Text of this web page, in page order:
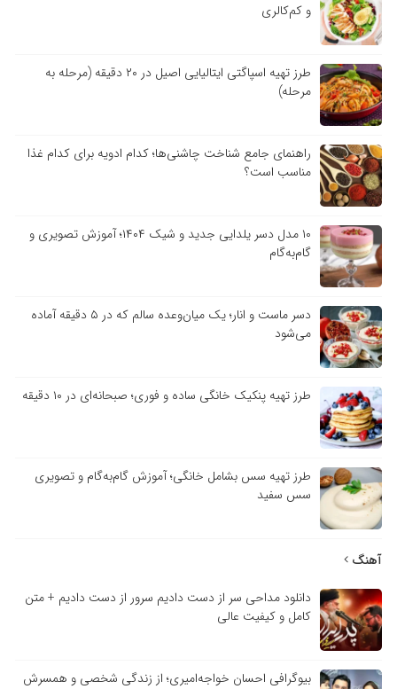
و کم‌کالری
طرز تهیه اسپاگتی ایتالیایی اصیل در ۲۰ دقیقه (مرحله به
مرحله)
راهنمای جامع شناخت چاشنی‌ها؛ کدام ادویه برای کدام غذا
مناسب است؟
۱۰ مدل دسر یلدایی جدید و شیک ۱۴۰۴؛ آموزش تصویری و
گام‌به‌گام
دسر ماست و انار؛ یک میان‌وعده سالم که در ۵ دقیقه آماده
می‌شود
طرز تهیه پنکیک خانگی ساده و فوری؛ صبحانه‌ای در ۱۰ دقیقه
طرز تهیه سس بشامل خانگی؛ آموزش گام‌به‌گام و تصویری
سس سفید
آهنگ
دانلود مداحی سر از دست دادیم سرور از دست دادیم + متن
کامل و کیفیت عالی
بیوگرافی احسان خواجه‌امیری؛ از زندگی شخصی و همسرش